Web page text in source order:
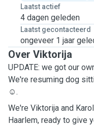
Laatst actief
4 dagen geleden
Laatst gecontacteerd
ongeveer 1 jaar
Over Viktorija
UPDATE: we got our
We're resuming dog
☺️.
We're Viktorija and
Haarlem, ready to give